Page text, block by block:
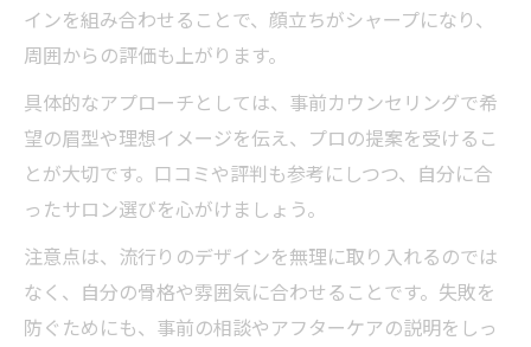
インを組み合わせることで、顔立ちがシャープになり、
周囲からの評価も上がります。
具体的なアプローチとしては、事前カウンセリングで希
望の眉型や理想イメージを伝え、プロの提案を受けるこ
とが大切です。口コミや評判も参考にしつつ、自分に合
ったサロン選びを心がけましょう。
注意点は、流行りのデザインを無理に取り入れるのでは
なく、自分の骨格や雰囲気に合わせることです。失敗を
防ぐためにも、事前の相談やアフターケアの説明をしっ